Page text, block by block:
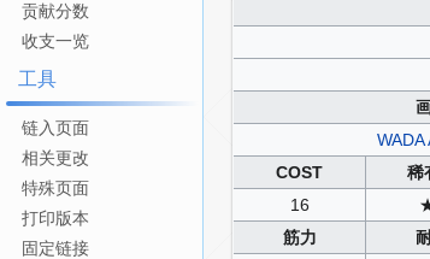
WADA
COST
稀
16
筋力
贡献分数
收支一览
工具
链入页面
相关更改
特殊页面
打印版本
固定链接